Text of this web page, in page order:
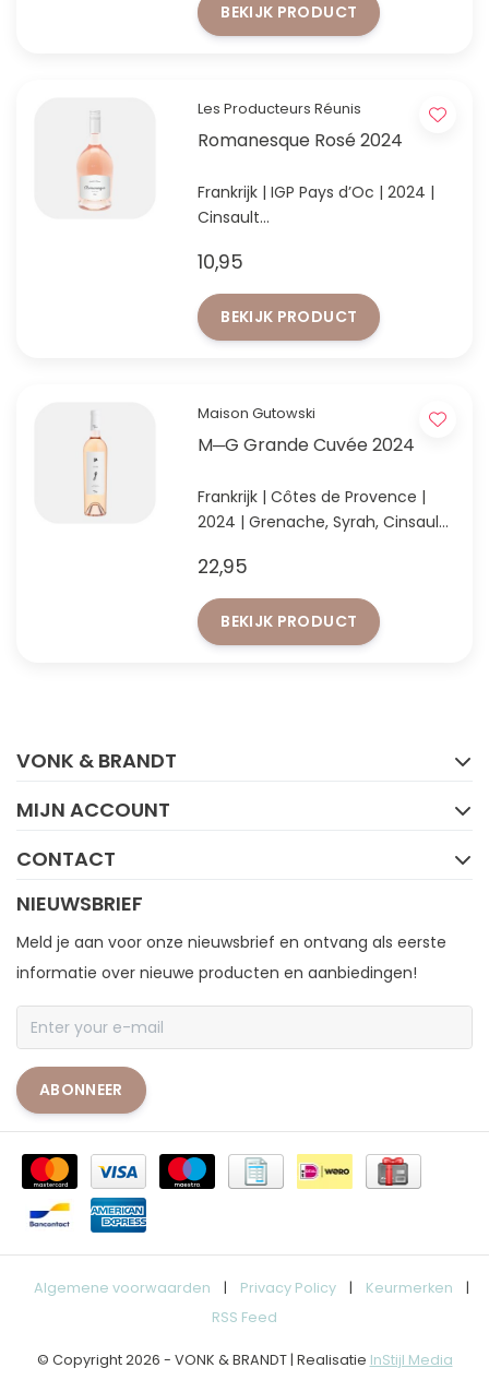
BEKIJK PRODUCT
Les Producteurs Réunis
Romanesque Rosé 2024
Frankrijk | IGP Pays d’Oc | 2024 |
Cinsault
doordrinkbaar - ontdek
Romanesque Rosé.
10,95
BEKIJK PRODUCT
Maison Gutowski
M─G Grande Cuvée 2024
Frankrijk | Côtes de Provence |
2024 | Grenache, Syrah, Cinsault
Rosé met florale aroma’s, perzik,
rood fruit en een elegante
minerale afdronk.
22,95
BEKIJK PRODUCT
VONK & BRANDT
MIJN ACCOUNT
CONTACT
NIEUWSBRIEF
Meld je aan voor onze nieuwsbrief en ontvang als eerste
informatie over nieuwe producten en aanbiedingen!
ABONNEER
Algemene voorwaarden | Privacy Policy | Keurmerken
|
RSS Feed
© Copyright 2026 - VONK & BRANDT | Realisatie InStijl Media